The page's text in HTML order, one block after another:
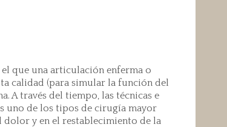
que una articulación enferma o
calidad (para simular la función del
A través del tiempo, las técnicas e
uno de los tipos de cirugía mayor
dolor y en el restablecimiento de la